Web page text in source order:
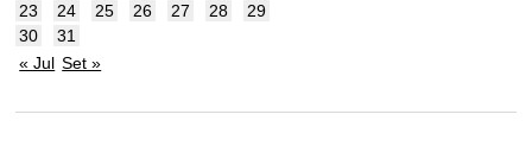
23
24 25 26 27 28
29
30
31
« Jul Set »